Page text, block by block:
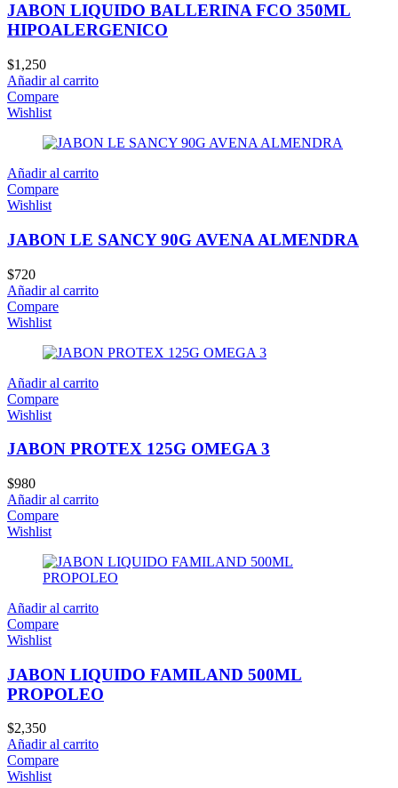
JABON LIQUIDO BALLERINA FCO 350ML
HIPOALERGENICO
$1,250
Añadir al carrito
Compare
Wishlist
Añadir al carrito
Compare
Wishlist
JABON LE SANCY 90G AVENA ALMENDRA
$720
Añadir al carrito
Compare
Wishlist
Añadir al carrito
Compare
Wishlist
JABON PROTEX 125G OMEGA 3
$980
Añadir al carrito
Compare
Wishlist
Añadir al carrito
Compare
Wishlist
JABON LIQUIDO FAMILAND 500ML
PROPOLEO
$2,350
Añadir al carrito
Compare
Wishlist